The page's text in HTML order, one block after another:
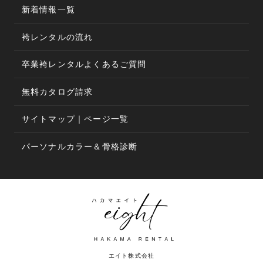
新着情報一覧
袴レンタルの流れ
卒業袴レンタルよくあるご質問
無料カタログ請求
サイトマップ｜ページ一覧
パーソナルカラー＆骨格診断
エイト株式会社